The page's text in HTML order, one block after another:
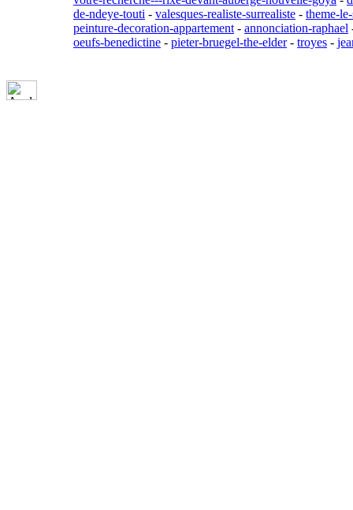
de-ndeye-touti - valesques-realiste-surrealiste - theme-
peinture-decoration-appartement - annonciation-raphael
oeufs-benedictine - pieter-bruegel-the-elder- troyes -